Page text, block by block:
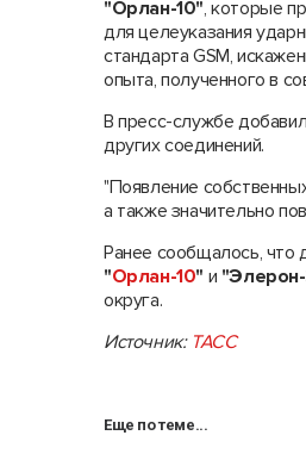
"Орлан-10", которые
для целеуказания
стандарта GSM,
опыта, полученного в
В пресс-службе
других соединений.
"Появление
а также значительно
Ранее сообщалось, что
"Орлан-10" и
округа.
Источник: ТАСС
Еще по теме...